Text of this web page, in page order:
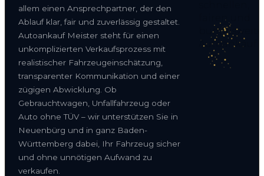
allem einen Ansprechpartner, der den
Ablauf klar, fair und zuverlässig gestaltet.
Autoankauf Meister steht für einen
unkomplizierten Verkaufsprozess mit
realistischer Fahrzeugeinschätzung,
transparenter Kommunikation und einer
zügigen Abwicklung. Ob
Gebrauchtwagen, Unfallfahrzeug oder
Auto ohne TÜV – wir unterstützen Sie in
Neuenbürg und in ganz Baden-
Württemberg dabei, Ihr Fahrzeug sicher
und ohne unnötigen Aufwand zu
verkaufen.